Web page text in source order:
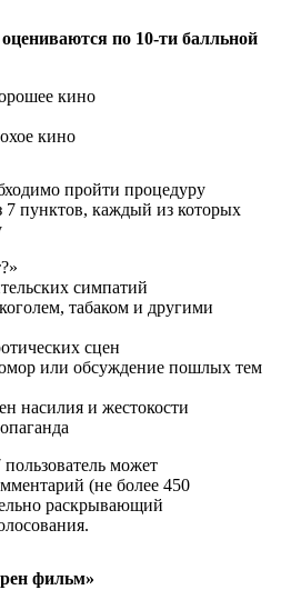
по 10-ти балльной
кино
кино
пройти процедуру
7 пунктов, каждый из которых
симпатий
табаком и другими
сцен
или обсуждение пошлых тем
насилия и жестокости
может
(не более 450
раскрывающий
фильм»